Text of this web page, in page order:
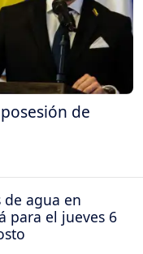
de
de agua en
para el jueves 6